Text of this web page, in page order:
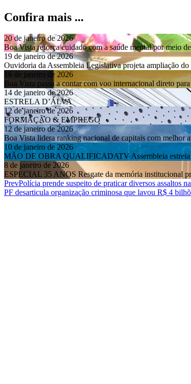
Confira mais ...
20 de janeiro de 2026
Boa Vista reforça cuidado com a saúde mental por meio
19 de janeiro de 2026
Ouvidoria da Assembleia Legislativa projeta ampliação
16 de janeiro de 2026
Boa Vista passa a contar com voo internacional direto
14 de janeiro de 2026
ESTRELA D’ÁLVA
12 de janeiro de 2026
FORMAÇÃO & EMPREGO
12 de janeiro de 2026
Boa Vista lidera ranking nacional de capitais com melhor
10 de janeiro de 2026
MÃO DE OBRA QUALIFICADATV Assembleia estreia
8 de janeiro de 2026
ESPECIAL 35 ANOS Resgate da memória institucional
PrevPolícia prende suspeito de praticar diversos assaltos
PF desarticula organização criminosa que lavou R$ 4